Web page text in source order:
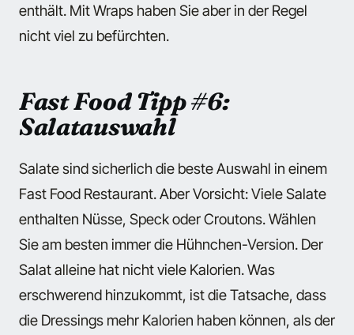
enthält. Mit Wraps haben Sie aber in der Regel
nicht viel zu befürchten.
Fast Food Tipp #6:
Salatauswahl
Salate sind sicherlich die beste Auswahl in einem
Fast Food Restaurant. Aber Vorsicht: Viele Salate
enthalten Nüsse, Speck oder Croutons. Wählen
Sie am besten immer die Hühnchen-Version. Der
Salat alleine hat nicht viele Kalorien. Was
erschwerend hinzukommt, ist die Tatsache, dass
die Dressings mehr Kalorien haben können, als der